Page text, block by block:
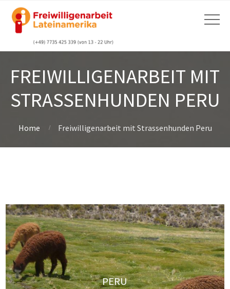
FREIWILLIGENARBEIT MIT
STRASSENHUNDEN PERU
Home Freiwilligenarbeit mit Strassenhunden Peru
PERU